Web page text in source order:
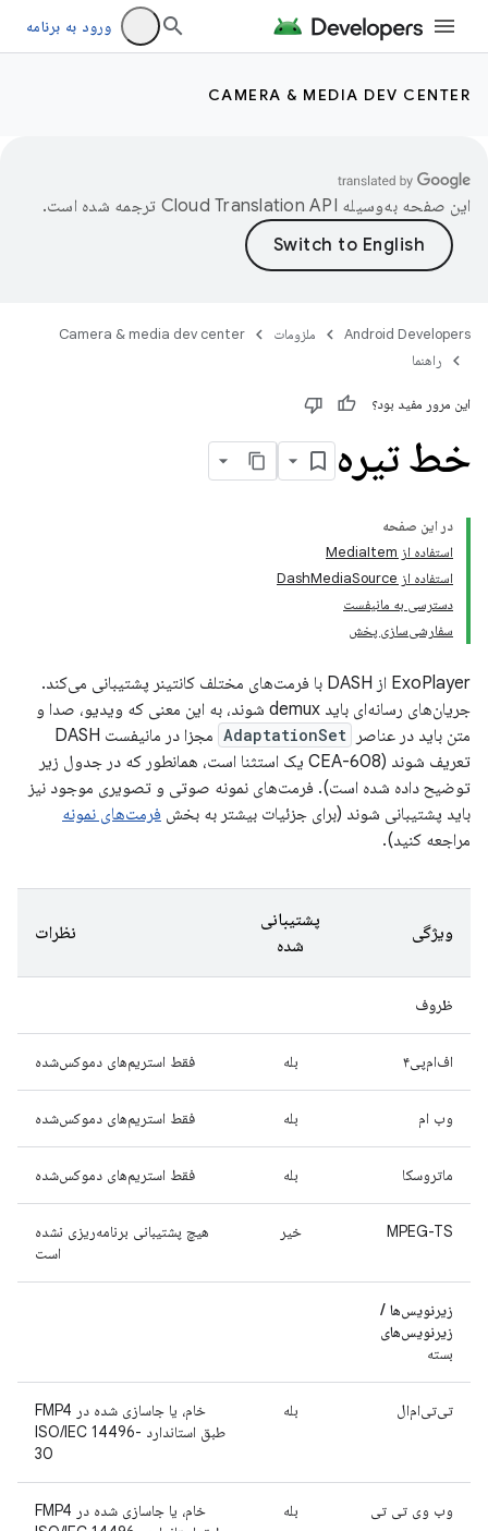
ورود به برنامه
CAMERA & MEDIA DEV CENTER
این صفحه به‌وسیله ترجمه شده است.
Android Developers ملزومات
Camera & media dev center
راهنما
این مرور مفید بود؟
خط تیره
در این صفحه
استفاده از MediaItem
استفاده از DashMediaSource
دسترسی به مانیفست
سفارشی‌سازی پخش
ExoPlayer از DASH با فرمت‌های مختلف کانتینر پشتیبانی می‌کند.
جریان‌های رسانه‌ای باید demux شوند، به این معنی که ویدیو، صدا و
متن باید در عناصر
AdaptationSet
مجزا در مانیفست DASH
تعریف شوند (CEA-608 یک استثنا است، همانطور که در جدول زیر
توضیح داده شده است). فرمت‌های نمونه صوتی و تصویری موجود نیز
باید پشتیبانی شوند (برای جزئیات بیشتر به بخش فرمت‌های نمونه
مراجعه کنید).
ویژگی
پشتیبانی
شده
نظرات
ظروف
اف‌ام‌پی۴ بله فقط استریم‌های دموکس‌شده
وب ام بله فقط استریم‌های دموکس‌شده
ماتروسکا بله فقط استریم‌های دموکس‌شده
MPEG-TS خیر
هیچ پشتیبانی برنامه‌ریزی نشده
است
زیرنویس‌ها /
زیرنویس‌های
بسته
تی‌تی‌ام‌ال بله
خام، یا جاسازی شده در FMP4
طبق استاندارد ISO/IEC 14496-
30
وب وی تی تی بله
خام، یا جاسازی شده در FMP4